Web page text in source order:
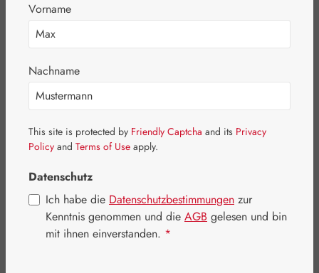
Bildergalerie überspringen
Vorname
Nachname
This site is protected by Friendly Captcha and its Privacy
Policy and Terms of Use apply.
Datenschutz
Ich habe die Datenschutzbestimmungen zur
Kenntnis genommen und die AGB gelesen und bin
mit ihnen einverstanden. *